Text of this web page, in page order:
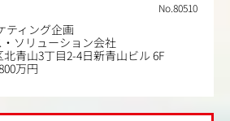
No.80510
ティング企画
ソリューション会社
青山3丁目2-4日新青山ビル 6F
万円